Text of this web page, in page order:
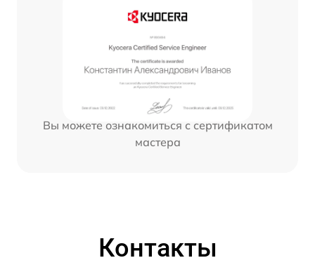
Вы можете ознакомиться с сертификатом
мастера
Контакты